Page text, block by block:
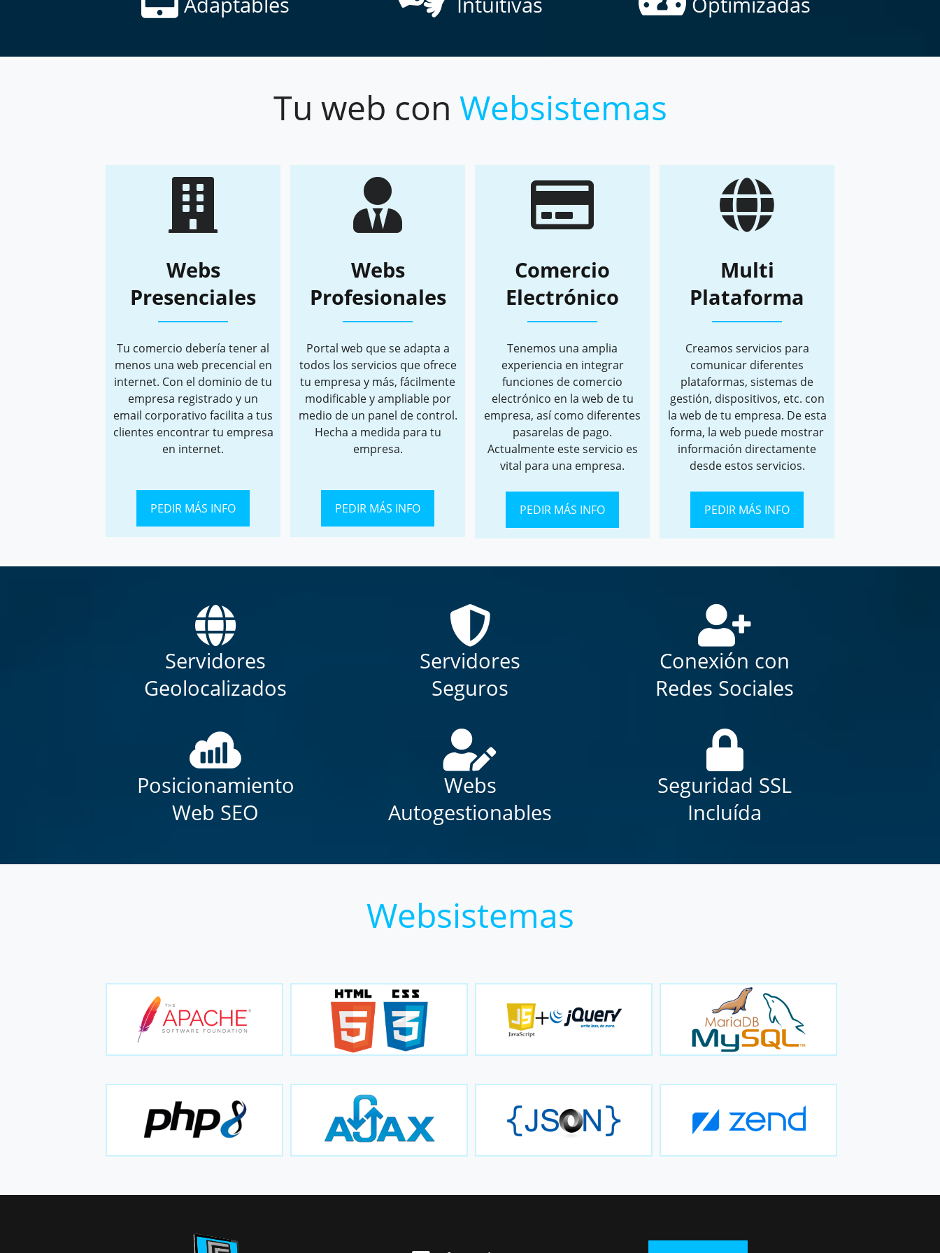
Tu web con Websistemas
Webs
Presenciales
Tu comercio debería tener al
menos una web precencial en
internet. Con el dominio de tu
empresa registrado y un
email corporativo facilita a tus
clientes encontrar tu empresa
en internet.
PEDIR MÁS INFO
Webs
Profesionales
Portal web que se adapta a
todos los servicios que ofrece
tu empresa y más, fácilmente
modificable y ampliable por
medio de un panel de control.
Hecha a medida para tu
empresa.
PEDIR MÁS INFO
Comercio
Electrónico
Tenemos una amplia
experiencia en integrar
funciones de comercio
electrónico en la web de tu
empresa, así como diferentes
pasarelas de pago.
Actualmente este servicio es
vital para una empresa.
PEDIR MÁS INFO
Multi
Plataforma
Creamos servicios para
comunicar diferentes
plataformas, sistemas de
gestión, dispositivos, etc. con
la web de tu empresa. De esta
forma, la web puede mostrar
información directamente
desde estos servicios.
PEDIR MÁS INFO
Servidores
Geolocalizados
Servidores
Seguros
Conexión con
Redes Sociales
Posicionamiento
Web SEO
Webs
Autogestionables
Seguridad SSL
Incluída
Websistemas